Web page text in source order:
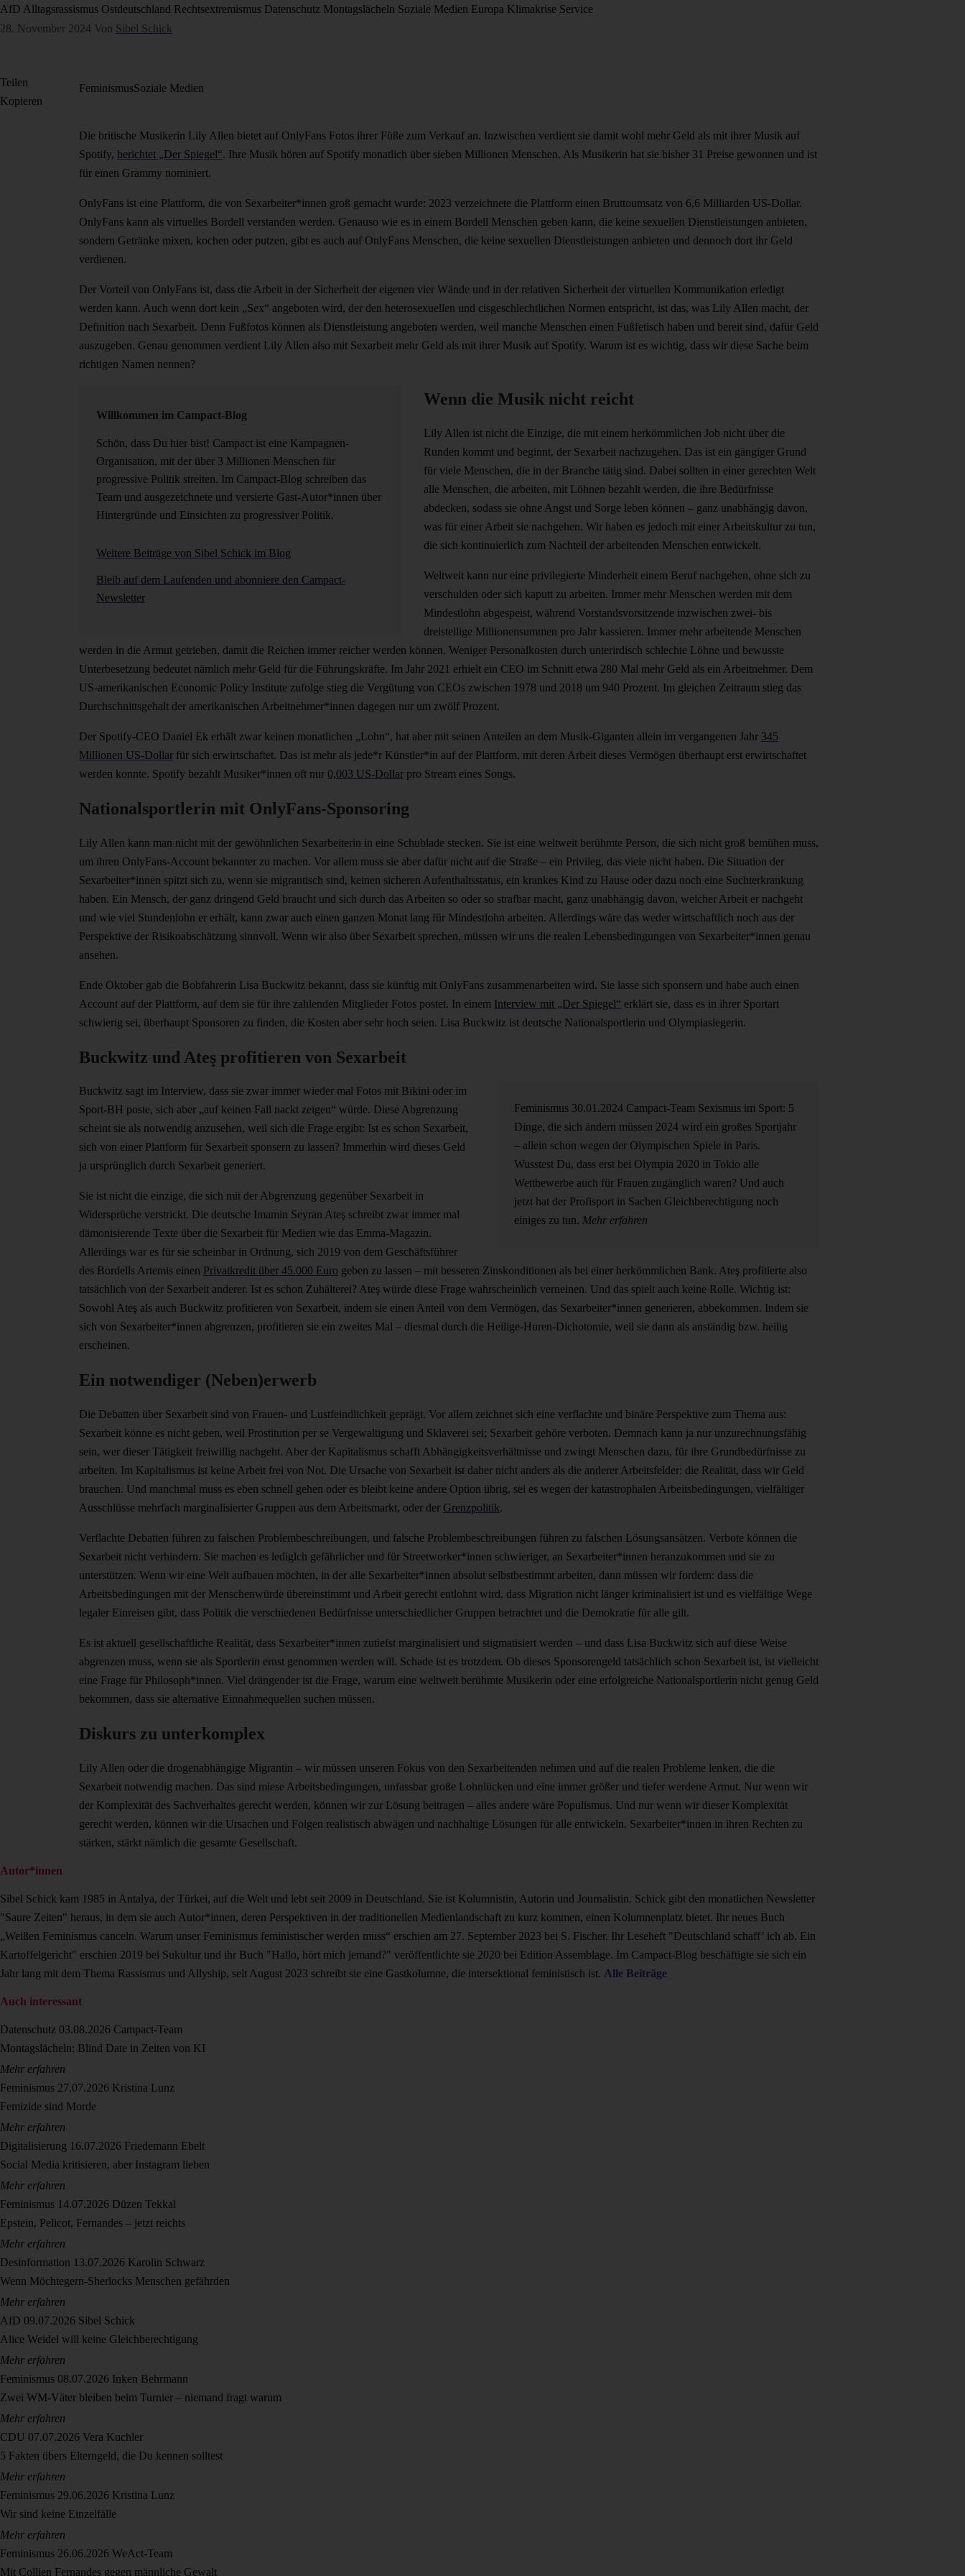
AfD Alltagsrassismus Ostdeutschland Rechtsextremismus Datenschutz Montagslächeln Soziale Medien Europa Klimakrise Service
28. November 2024 Von Sibel Schick
FeminismusSoziale Medien
Die britische Musikerin Lily Allen bietet auf OnlyFans Fotos ihrer Füße zum Verkauf an. Inzwischen verdient sie damit wohl mehr Geld als mit ihrer Musik auf
Spotify, berichtet „Der Spiegel“. Ihre Musik hören auf Spotify monatlich über sieben Millionen Menschen. Als Musikerin hat sie bisher 31 Preise gewonnen und ist
für einen Grammy nominiert.
OnlyFans ist eine Plattform, die von Sexarbeiter*innen groß gemacht wurde: 2023 verzeichnete die Plattform einen Bruttoumsatz von 6,6 Milliarden US-Dollar.
OnlyFans kann als virtuelles Bordell verstanden werden. Genauso wie es in einem Bordell Menschen geben kann, die keine sexuellen Dienstleistungen anbieten,
sondern Getränke mixen, kochen oder putzen, gibt es auch auf OnlyFans Menschen, die keine sexuellen Dienstleistungen anbieten und dennoch dort ihr Geld
verdienen.
Der Vorteil von OnlyFans ist, dass die Arbeit in der Sicherheit der eigenen vier Wände und in der relativen Sicherheit der virtuellen Kommunikation erledigt
werden kann. Auch wenn dort kein „Sex“ angeboten wird, der den heterosexuellen und cisgeschlechtlichen Normen entspricht, ist das, was Lily Allen macht, der
Definition nach Sexarbeit. Denn Fußfotos können als Dienstleistung angeboten werden, weil manche Menschen einen Fußfetisch haben und bereit sind, dafür Geld
auszugeben. Genau genommen verdient Lily Allen also mit Sexarbeit mehr Geld als mit ihrer Musik auf Spotify. Warum ist es wichtig, dass wir diese Sache beim
richtigen Namen nennen?
Willkommen im Campact-Blog
Schön, dass Du hier bist! Campact ist eine Kampagnen-
Organisation, mit der über 3 Millionen Menschen für
progressive Politik streiten. Im Campact-Blog schreiben das
Team und ausgezeichnete und versierte Gast-Autor*innen über
Hintergründe und Einsichten zu progressiver Politik.
Weitere Beiträge von Sibel Schick im Blog
Bleib auf dem Laufenden und abonniere den Campact-
Newsletter
Wenn die Musik nicht reicht
Lily Allen ist nicht die Einzige, die mit einem herkömmlichen Job nicht über die
Runden kommt und beginnt, der Sexarbeit nachzugehen. Das ist ein gängiger Grund
für viele Menschen, die in der Branche tätig sind. Dabei sollten in einer gerechten Welt
alle Menschen, die arbeiten, mit Löhnen bezahlt werden, die ihre Bedürfnisse
abdecken, sodass sie ohne Angst und Sorge leben können – ganz unabhängig davon,
was für einer Arbeit sie nachgehen. Wir haben es jedoch mit einer Arbeitskultur zu tun,
die sich kontinuierlich zum Nachteil der arbeitenden Menschen entwickelt.
Weltweit kann nur eine privilegierte Minderheit einem Beruf nachgehen, ohne sich zu
verschulden oder sich kaputt zu arbeiten. Immer mehr Menschen werden mit dem
Mindestlohn abgespeist, während Vorstandsvorsitzende inzwischen zwei- bis
dreistellige Millionensummen pro Jahr kassieren. Immer mehr arbeitende Menschen
werden in die Armut getrieben, damit die Reichen immer reicher werden können. Weniger Personalkosten durch unterirdisch schlechte Löhne und bewusste
Unterbesetzung bedeutet nämlich mehr Geld für die Führungskräfte. Im Jahr 2021 erhielt ein CEO im Schnitt etwa 280 Mal mehr Geld als ein Arbeitnehmer. Dem
US-amerikanischen Economic Policy Institute zufolge stieg die Vergütung von CEOs zwischen 1978 und 2018 um 940 Prozent. Im gleichen Zeitraum stieg das
Durchschnittsgehalt der amerikanischen Arbeitnehmer*innen dagegen nur um zwölf Prozent.
Der Spotify-CEO Daniel Ek erhält zwar keinen monatlichen „Lohn“, hat aber mit seinen Anteilen an dem Musik-Giganten allein im vergangenen Jahr 345
Millionen US-Dollar für sich erwirtschaftet. Das ist mehr als jede*r Künstler*in auf der Plattform, mit deren Arbeit dieses Vermögen überhaupt erst erwirtschaftet
werden konnte. Spotify bezahlt Musiker*innen oft nur 0,003 US-Dollar pro Stream eines Songs.
Nationalsportlerin mit OnlyFans-Sponsoring
Lily Allen kann man nicht mit der gewöhnlichen Sexarbeiterin in eine Schublade stecken. Sie ist eine weltweit berühmte Person, die sich nicht groß bemühen muss,
um ihren OnlyFans-Account bekannter zu machen. Vor allem muss sie aber dafür nicht auf die Straße – ein Privileg, das viele nicht haben. Die Situation der
Sexarbeiter*innen spitzt sich zu, wenn sie migrantisch sind, keinen sicheren Aufenthaltsstatus, ein krankes Kind zu Hause oder dazu noch eine Suchterkrankung
haben. Ein Mensch, der ganz dringend Geld braucht und sich durch das Arbeiten so oder so strafbar macht, ganz unabhängig davon, welcher Arbeit er nachgeht
und wie viel Stundenlohn er erhält, kann zwar auch einen ganzen Monat lang für Mindestlohn arbeiten. Allerdings wäre das weder wirtschaftlich noch aus der
Perspektive der Risikoabschätzung sinnvoll. Wenn wir also über Sexarbeit sprechen, müssen wir uns die realen Lebensbedingungen von Sexarbeiter*innen genau
ansehen.
Ende Oktober gab die Bobfahrerin Lisa Buckwitz bekannt, dass sie künftig mit OnlyFans zusammenarbeiten wird. Sie lasse sich sponsern und habe auch einen
Account auf der Plattform, auf dem sie für ihre zahlenden Mitglieder Fotos postet. In einem Interview mit „Der Spiegel“ erklärt sie, dass es in ihrer Sportart
schwierig sei, überhaupt Sponsoren zu finden, die Kosten aber sehr hoch seien. Lisa Buckwitz ist deutsche Nationalsportlerin und Olympiasiegerin.
Buckwitz und Ateş profitieren von Sexarbeit
Feminismus 30.01.2024 Campact-Team Sexismus im Sport: 5
Dinge, die sich ändern müssen 2024 wird ein großes Sportjahr
– allein schon wegen der Olympischen Spiele in Paris.
Wusstest Du, dass erst bei Olympia 2020 in Tokio alle
Wettbewerbe auch für Frauen zugänglich waren? Und auch
jetzt hat der Profisport in Sachen Gleichberechtigung noch
einiges zu tun. Mehr erfahren
Buckwitz sagt im Interview, dass sie zwar immer wieder mal Fotos mit Bikini oder im
Sport-BH poste, sich aber „auf keinen Fall nackt zeigen“ würde. Diese Abgrenzung
scheint sie als notwendig anzusehen, weil sich die Frage ergibt: Ist es schon Sexarbeit,
sich von einer Plattform für Sexarbeit sponsern zu lassen? Immerhin wird dieses Geld
ja ursprünglich durch Sexarbeit generiert.
Sie ist nicht die einzige, die sich mit der Abgrenzung gegenüber Sexarbeit in
Widersprüche verstrickt. Die deutsche Imamin Seyran Ateş schreibt zwar immer mal
dämonisierende Texte über die Sexarbeit für Medien wie das Emma-Magazin.
Allerdings war es für sie scheinbar in Ordnung, sich 2019 von dem Geschäftsführer
des Bordells Artemis einen Privatkredit über 45.000 Euro geben zu lassen – mit besseren Zinskonditionen als bei einer herkömmlichen Bank. Ateş profitierte also
tatsächlich von der Sexarbeit anderer. Ist es schon Zuhälterei? Ateş würde diese Frage wahrscheinlich verneinen. Und das spielt auch keine Rolle. Wichtig ist:
Sowohl Ateş als auch Buckwitz profitieren von Sexarbeit, indem sie einen Anteil von dem Vermögen, das Sexarbeiter*innen generieren, abbekommen. Indem sie
sich von Sexarbeiter*innen abgrenzen, profitieren sie ein zweites Mal – diesmal durch die Heilige-Huren-Dichotomie, weil sie dann als anständig bzw. heilig
erscheinen.
Ein notwendiger (Neben)erwerb
Die Debatten über Sexarbeit sind von Frauen- und Lustfeindlichkeit geprägt. Vor allem zeichnet sich eine verflachte und binäre Perspektive zum Thema aus:
Sexarbeit könne es nicht geben, weil Prostitution per se Vergewaltigung und Sklaverei sei; Sexarbeit gehöre verboten. Demnach kann ja nur unzurechnungsfähig
sein, wer dieser Tätigkeit freiwillig nachgeht. Aber der Kapitalismus schafft Abhängigkeitsverhältnisse und zwingt Menschen dazu, für ihre Grundbedürfnisse zu
arbeiten. Im Kapitalismus ist keine Arbeit frei von Not. Die Ursache von Sexarbeit ist daher nicht anders als die anderer Arbeitsfelder: die Realität, dass wir Geld
brauchen. Und manchmal muss es eben schnell gehen oder es bleibt keine andere Option übrig, sei es wegen der katastrophalen Arbeitsbedingungen, vielfältiger
Ausschlüsse mehrfach marginalisierter Gruppen aus dem Arbeitsmarkt, oder der Grenzpolitik.
Verflachte Debatten führen zu falschen Problembeschreibungen, und falsche Problembeschreibungen führen zu falschen Lösungsansätzen. Verbote können die
Sexarbeit nicht verhindern. Sie machen es lediglch gefährlicher und für Streetworker*innen schwieriger, an Sexarbeiter*innen heranzukommen und sie zu
unterstützen. Wenn wir eine Welt aufbauen möchten, in der alle Sexarbeiter*innen absolut selbstbestimmt arbeiten, dann müssen wir fordern: dass die
Arbeitsbedingungen mit der Menschenwürde übereinstimmt und Arbeit gerecht entlohnt wird, dass Migration nicht länger kriminalisiert ist und es vielfältige Wege
legaler Einreisen gibt, dass Politik die verschiedenen Bedürfnisse unterschiedlicher Gruppen betrachtet und die Demokratie für alle gilt.
Es ist aktuell gesellschaftliche Realität, dass Sexarbeiter*innen zutiefst marginalisiert und stigmatisiert werden – und dass Lisa Buckwitz sich auf diese Weise
abgrenzen muss, wenn sie als Sportlerin ernst genommen werden will. Schade ist es trotzdem. Ob dieses Sponsorengeld tatsächlich schon Sexarbeit ist, ist vielleicht
eine Frage für Philosoph*innen. Viel drängender ist die Frage, warum eine weltweit berühmte Musikerin oder eine erfolgreiche Nationalsportlerin nicht genug Geld
bekommen, dass sie alternative Einnahmequellen suchen müssen.
Diskurs zu unterkomplex
Lily Allen oder die drogenabhängige Migrantin – wir müssen unseren Fokus von den Sexarbeitenden nehmen und auf die realen Probleme lenken, die die
Sexarbeit notwendig machen. Das sind miese Arbeitsbedingungen, unfassbar große Lohnlücken und eine immer größer und tiefer werdene Armut. Nur wenn wir
der Komplexität des Sachverhaltes gerecht werden, können wir zur Lösung beitragen – alles andere wäre Populismus. Und nur wenn wir dieser Komplexität
gerecht werden, können wir die Ursachen und Folgen realistisch abwägen und nachhaltige Lösungen für alle entwickeln. Sexarbeiter*innen in ihren Rechten zu
stärken, stärkt nämlich die gesamte Gesellschaft.
Teilen
Kopieren
Autor*innen
Sibel Schick kam 1985 in Antalya, der Türkei, auf die Welt und lebt seit 2009 in Deutschland. Sie ist Kolumnistin, Autorin und Journalistin. Schick gibt den monatlichen Newsletter
"Saure Zeiten" heraus, in dem sie auch Autor*innen, deren Perspektiven in der traditionellen Medienlandschaft zu kurz kommen, einen Kolumnenplatz bietet. Ihr neues Buch
„Weißen Feminismus canceln. Warum unser Feminismus feministischer werden muss“ erschien am 27. September 2023 bei S. Fischer. Ihr Leseheft "Deutschland schaff’ ich ab. Ein
Kartoffelgericht" erschien 2019 bei Sukultur und ihr Buch "Hallo, hört mich jemand?" veröffentlichte sie 2020 bei Edition Assemblage. Im Campact-Blog beschäftigte sie sich ein
Jahr lang mit dem Thema Rassismus und Allyship, seit August 2023 schreibt sie eine Gastkolumne, die intersektional feministisch ist. Alle Beiträge
Auch interessant
Datenschutz 03.08.2026 Campact-Team
Montagslächeln: Blind Date in Zeiten von KI
Mehr erfahren
Feminismus 27.07.2026 Kristina Lunz
Femizide sind Morde
Mehr erfahren
Digitalisierung 16.07.2026 Friedemann Ebelt
Social Media kritisieren, aber Instagram lieben
Mehr erfahren
Feminismus 14.07.2026 Düzen Tekkal
Epstein, Pelicot, Fernandes – jetzt reichts
Mehr erfahren
Desinformation 13.07.2026 Karolin Schwarz
Wenn Möchtegern-Sherlocks Menschen gefährden
Mehr erfahren
AfD 09.07.2026 Sibel Schick
Alice Weidel will keine Gleichberechtigung
Mehr erfahren
Feminismus 08.07.2026 Inken Behrmann
Zwei WM-Väter bleiben beim Turnier – niemand fragt warum
Mehr erfahren
CDU 07.07.2026 Vera Kuchler
5 Fakten übers Elterngeld, die Du kennen solltest
Mehr erfahren
Feminismus 29.06.2026 Kristina Lunz
Wir sind keine Einzelfälle
Mehr erfahren
Feminismus 26.06.2026 WeAct-Team
Mit Collien Fernandes gegen männliche Gewalt